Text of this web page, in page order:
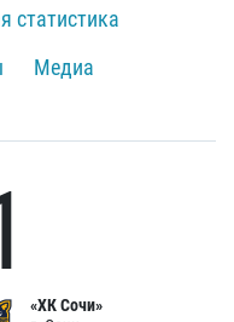
статистика
Медиа
«ХК Сочи»